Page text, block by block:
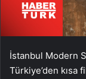
İstanbul Modern
Türkiye’den kısa